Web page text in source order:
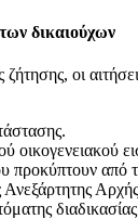
δικαιούχων
οι
οικογενειακού
προκύπτουν από
Ανεξάρτητης